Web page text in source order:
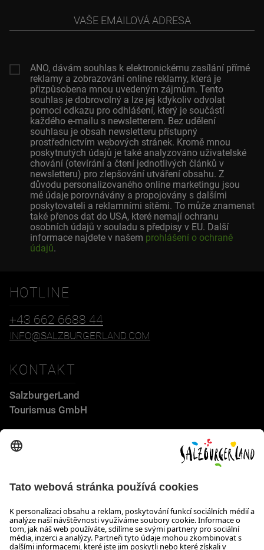
adresa
ANO, dávám souhlas k elektronickému zasílání přímé
reklamy a zobrazování online reklamy, která je
přizpůsobena mnou uvedeným zájmům. Tento
souhlas je dobrovolný a lze jej kdykoliv odvolat
pomocí odkazu pro odhlášení, který je součástí
každého e-mailu s newsletterem. Bez udělení
souhlasu je obsah newsletteru přístupný
prostřednictvím webových stránek. Kromě mnou
poskytnutých údajů je také analyzováno uživatelské
chování (otevírání a čtení jednotlivých článků v
newsletteru) pro zlepšování utváření obsahu. Z
důvodu personalizovaného online marketingu jsou
mé údaje porovnávány a propojovány s dalšími
poskytovateli a reklamními sítěmi. To může znamenat
také přenos dat do USA, které nemají ochranu
osobních údajů v souladu s předpisy v EU. Další
informace najdete v našem prohlášení o ochraně
údajů.
HOTLINE
+43 662 6688 44
INFO@SALZBURGERLAND.COM
KONTAKT
SalzburgerLand
Tourismus GmbH
Wiener Bundesstraße 23
5300 Hallwang
OTEVÍRACÍ DOBA
Těšíme se na Vaši poptávku!